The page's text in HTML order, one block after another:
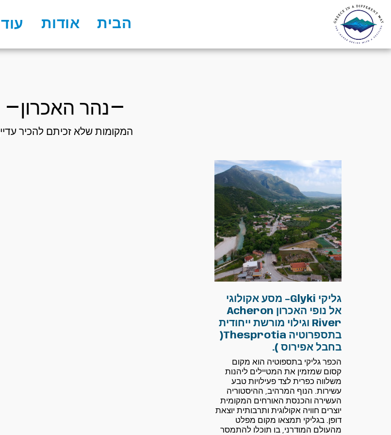
הבית אודות עוד
נהר האכרון
המקומות שלא זכיתם להכיר עדיין
גליקי Glyki– מסע אקולוגי
אל נופי האכרון Acheron
River וגילוי מורשת ייחודית
בתספרוטיה Thesprotia(
בחבל אפירוס ).
הכפר גליקי בתספוטיה הוא מקום
קסום שמזמין את המטיילים ליהנות
משלווה כפרית לצד פעילויות טבע
עשירות. הנוף המרהיב, ההיסטוריה
העשירה והכנסת האורחים המקומית
יוצרים חוויה אקולוגית ותרבותית יוצאת
דופן. בגליקי תמצאו מקום מפלט
מהעולם המודרני, בו תוכלו להתמסר